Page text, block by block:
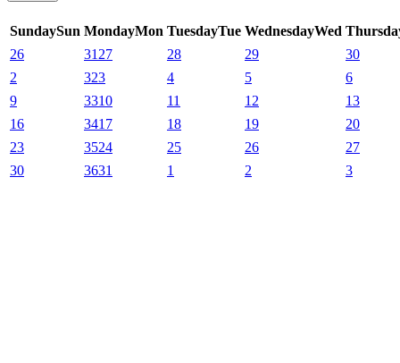
SundaySun MondayMon TuesdayTue WednesdayWed
26
31 27 28 29
30
2
323 4 5
6
9
3310 11 12
13
16
3417 18 19
20
23
3524 25 26
27
30
3631 1 2 3